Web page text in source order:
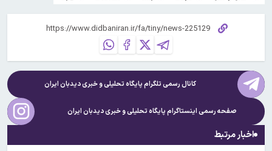
کانال رسمی تلگرام پایگاه تحلیلی و خبریدیدبان ایران
صفحه رسمی اینستاگرام پایگاه تحلیلی و خبریدیدبان ایران
اخبار مرتبط